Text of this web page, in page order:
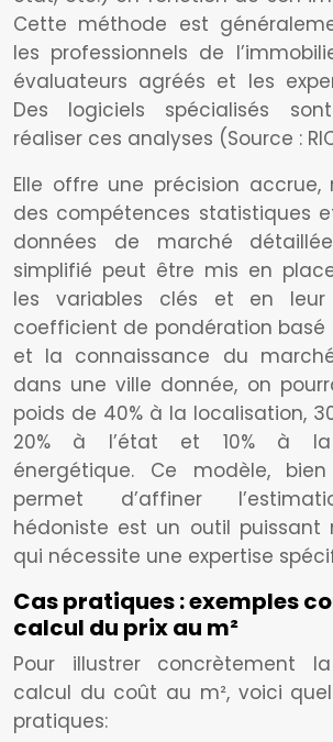
Cette méthode est
les professionnels de
évaluateurs agréés et les
Des logiciels spécialisés
réaliser ces analyses (Source :
Elle offre une précision accrue,
des compétences statistiques
données de marché
simplifié peut être mis en
les variables clés et en
coefficient de pondération basé
et la connaissance du
dans une ville donnée, on
poids de 40% à la localisation,
20% à l’état et 10% à la
énergétique. Ce modèle,
permet d’affiner
hédoniste est un outil puissant
qui nécessite une expertise
Cas pratiques : exemples
calcul du prix au m²
Pour illustrer concrètement
calcul du coût au m², voici
pratiques: